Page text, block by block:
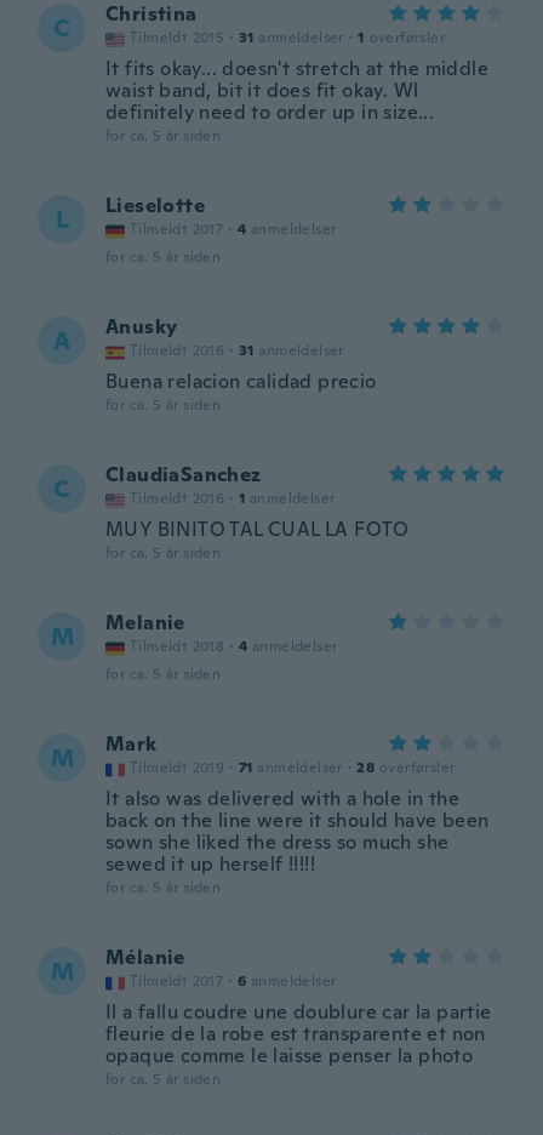
C Christina
Tilmeldt 2015 · 31 anmeldelser · 1 overførsler
It fits okay... doesn't stretch at the middle
waist band, bit it does fit okay. Wl
definitely need to order up in size...
for ca. 5 år siden
L Lieselotte
Tilmeldt 2017 · 4 anmeldelser
for ca. 5 år siden
A Anusky
Tilmeldt 2016 · 31 anmeldelser
Buena relacion calidad precio
for ca. 5 år siden
C ClaudiaSanchez
Tilmeldt 2016 · 1 anmeldelser
MUY BINITO TAL CUAL LA FOTO
for ca. 5 år siden
M Melanie
Tilmeldt 2018 · 4 anmeldelser
for ca. 5 år siden
M Mark
Tilmeldt 2019 · 71 anmeldelser · 28 overførsler
It also was delivered with a hole in the
back on the line were it should have been
sown she liked the dress so much she
sewed it up herself !!!!!
for ca. 5 år siden
M Mélanie
Tilmeldt 2017 · 6 anmeldelser
Il a fallu coudre une doublure car la partie
fleurie de la robe est transparente et non
opaque comme le laisse penser la photo
for ca. 5 år siden